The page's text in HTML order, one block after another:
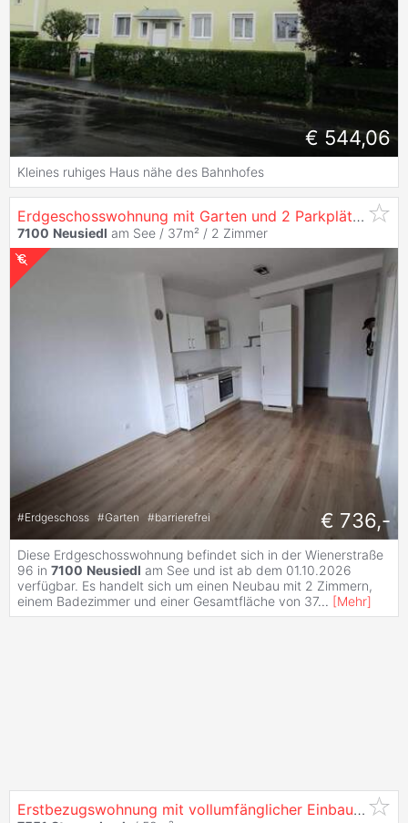
€ 544,06
Kleines ruhiges Haus nähe des Bahnhofes
Erdgeschosswohnung mit Garten und 2 Parkplätzen
7100 Neusiedl am See / 37m² / 2 Zimmer
#Erdgeschoss #Garten #barrierefrei € 736,-
Diese Erdgeschosswohnung befindet sich in der Wienerstraße
96 in 7100 Neusiedl am See und ist ab dem 01.10.2026
verfügbar. Es handelt sich um einen Neubau mit 2 Zimmern,
einem Badezimmer und einer Gesamtfläche von 37... [Mehr]
Erstbezugswohnung mit vollumfänglicher Einbauküche! (Provisionsfrei)